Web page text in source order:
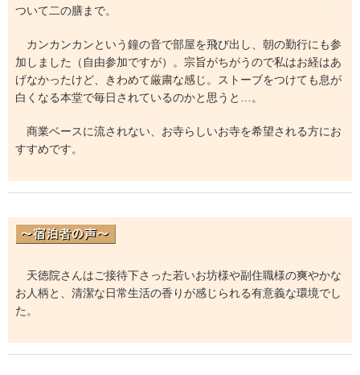
ついて二の膳まで。
カンカンカンという鐘の音で部屋を飛び出し、朝の勤行にも参
加しました（自由参加ですが）。宗旨がちがうので私はお経はあ
げなかったけど、きわめて厳粛な感じ。ストーブをつけても息が
白くなる本堂で毎日されているのかと思うと…。
商業ベースに流されない、お寺らしいお寺を希望される方にお
すすめです。
天徳院さんはご接待下さった若いお坊様や副住職様の爽やかな
お人柄と、清潔な日常生活の香りが感じられる有意義な環境でし
た。